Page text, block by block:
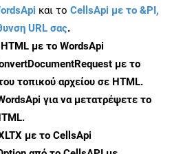
και το CellsApi με το &PI,
URL σας.
με το WordsApi
με το
τοπικού αρχείου σε HTML.
για να μετατρέψετε το
με το CellsApi